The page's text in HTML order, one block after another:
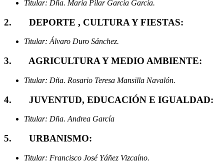
Titular: Dña. María Pilar García García.
2. DEPORTE , CULTURA Y FIESTAS:
Titular: Álvaro Duro Sánchez.
3. AGRICULTURA Y MEDIO AMBIENTE:
Titular: Dña. Rosario Teresa Mansilla Navalón.
4. JUVENTUD, EDUCACIÓN E IGUALDAD:
Titular: Dña. Andrea García
5. URBANISMO:
Titular: Francisco José Yáñez Vizcaíno.